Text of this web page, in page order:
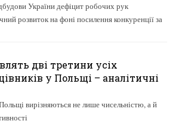
України дефіцит робочих рук
розвиток на фоні посилення конкуренції за
дві третини усіх
у Польщі – аналітичні
вирізняються не лише чисельністю, а й